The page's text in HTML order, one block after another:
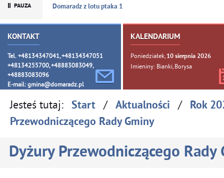
Domaradz z lotu ptaka 1
KONTAKT
Tel. +48134347041, +48134347051
+48134255700, +48883083049,
+48883083096
E-mail: gmina@domaradz.pl
KALENDARIUM
Poniedziałek, 10sierpnia 2026
Imieniny: Bianki, Borysa
Jesteś tutaj: Start / Aktualności / Rok
Przewodniczącego Rady Gminy
Dyżury Przewodniczącego Rady